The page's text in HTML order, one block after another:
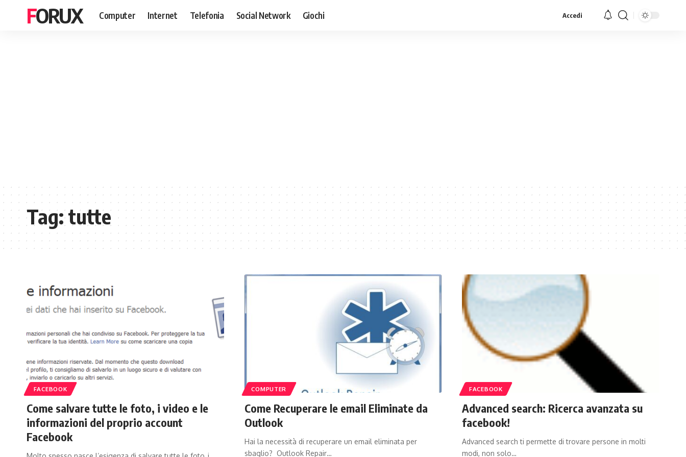
FORUX Computer Internet Telefonia Social Network Giochi Accedi
Tag:tutte
FACEBOOK
Come salvare tutte le foto, i video e le
informazioni del proprio account
Facebook
COMPUTER
Come Recuperare le email Eliminate da
Outlook
Hai la necessità di recuperare un email eliminata per
sbaglio? Outlook Repair…
FACEBOOK
Advanced search: Ricerca avanzata su
facebook!
Advanced search ti permette di trovare persone in molti
modi, non solo…